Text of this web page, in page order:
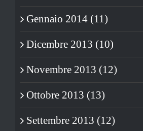
Gennaio 2014 (11)
Dicembre 2013 (10)
Novembre 2013 (12)
Ottobre 2013 (13)
Settembre 2013 (12)